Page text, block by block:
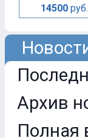
14500руб.
Архив
Полная